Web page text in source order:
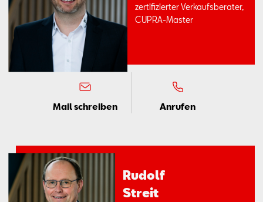
zer­ti­fi­zier­ter Ver­kaufs­be­ra­ter,
CUP­RA-Mas­ter
Mail schreiben Anrufen
Ru­dolf
Streit